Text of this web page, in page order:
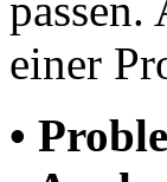
einer
•